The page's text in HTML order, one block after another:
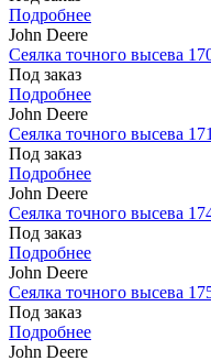
Подробнее
John Deere
Сеялка точного высева
Под заказ
Подробнее
John Deere
Сеялка точного высева
Под заказ
Подробнее
John Deere
Сеялка точного высева
Под заказ
Подробнее
John Deere
Сеялка точного высева
Под заказ
Подробнее
John Deere